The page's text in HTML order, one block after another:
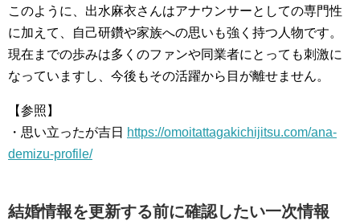
このように、出水麻衣さんはアナウンサーとしての専門性
に加えて、自己研鑽や家族への思いも強く持つ人物です。
現在までの歩みは多くのファンや同業者にとっても刺激に
なっていますし、今後もその活躍から目が離せません。
【参照】
・思い立ったが吉日 https://omoitattagakichijitsu.com/ana-
demizu-profile/
結婚情報を更新する前に確認したい一次情報